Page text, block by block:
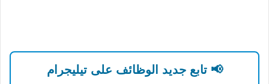
📢 تابع جديد الوظائف على تيليجرام